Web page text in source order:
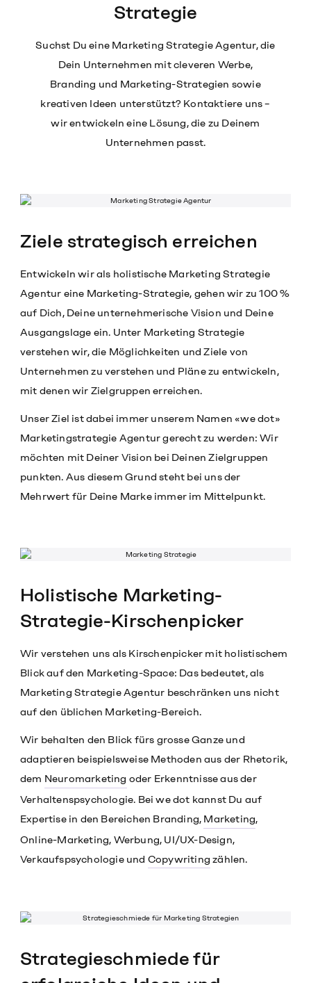
Strategie
Suchst Du eine Marketing Strategie Agentur, die
Dein Unternehmen mit cleveren Werbe,
Branding und Marketing-Strategien sowie
kreativen Ideen unterstützt? Kontaktiere uns –
wir entwickeln eine Lösung, die zu Deinem
Unternehmen passt.
Ziele strategisch erreichen
Entwickeln wir als holistische Marketing Strategie
Agentur eine Marketing-Strategie, gehen wir zu 100 %
auf Dich, Deine unternehmerische Vision und Deine
Ausgangslage ein. Unter Marketing Strategie
verstehen wir, die Möglichkeiten und Ziele von
Unternehmen zu verstehen und Pläne zu entwickeln,
mit denen wir Zielgruppen erreichen.
Unser Ziel ist dabei immer unserem Namen «we dot»
Marketingstrategie Agentur gerecht zu werden: Wir
möchten mit Deiner Vision bei Deinen Zielgruppen
punkten. Aus diesem Grund steht bei uns der
Mehrwert für Deine Marke immer im Mittelpunkt.
Holistische Marketing-
Strategie-Kirschenpicker
Wir verstehen uns als Kirschenpicker mit holistischem
Blick auf den Marketing-Space: Das bedeutet, als
Marketing Strategie Agentur beschränken uns nicht
auf den üblichen Marketing-Bereich.
Wir behalten den Blick fürs grosse Ganze und
adaptieren beispielsweise Methoden aus der Rhetorik,
dem Neuromarketing oder Erkenntnisse aus der
Verhaltenspsychologie. Bei we dot kannst Du auf
Expertise in den Bereichen Branding, Marketing,
Online-Marketing, Werbung, UI/UX-Design,
Verkaufspsychologie und Copywriting zählen.
Strategieschmiede für